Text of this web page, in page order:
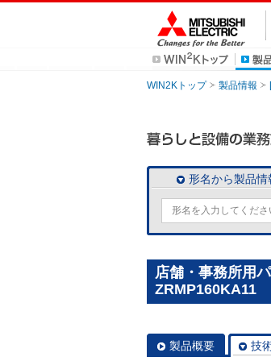
WIN2Kトップ 製品情報
形名から製品情
店舗・事務所用
ZRMP160KA11
製品概要 技